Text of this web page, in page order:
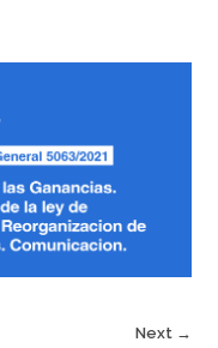
Next →